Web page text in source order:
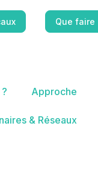
Que
Approche
& Réseaux